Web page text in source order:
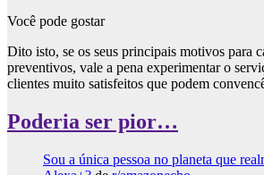
Você pode gostar
Dito isto, se os seus principais motivos para
preventivos, vale a pena experimentar o
clientes muito satisfeitos que podem
Poderia ser pior…
Sou a única pessoa no planeta que